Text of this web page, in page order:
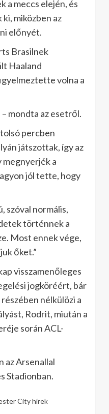
a meccs elején, és
miközben az
előnyét.
Brasilnek
Haaland
volna a
– mondta az esetről.
percben
játszottak, így az
megnyerjék a
jól tette, hogy
szóval normális,
történnek a
Most ennek vége,
őket.”
visszamenőleges
jogköréért, bár
nélkülözi a
Rodrit, miután a
során ACL-
az Arsenallal
Stadionban.
City hírek